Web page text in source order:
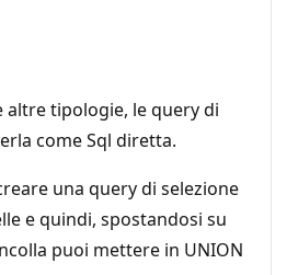
altre tipologie, le query di
come Sql diretta.
una query di selezione
e quindi, spostandosi su
puoi mettere in UNION